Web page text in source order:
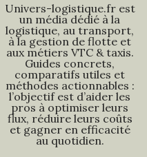
Univers-logistique.fr est
un média dédié à la
logistique, au transport,
à la gestion de flotte et
aux métiers VTC & taxis.
Guides concrets,
comparatifs utiles et
méthodes actionnables :
l’objectif est d’aider les
pros à optimiser leurs
flux, réduire leurs coûts
et gagner en efficacité
au quotidien.